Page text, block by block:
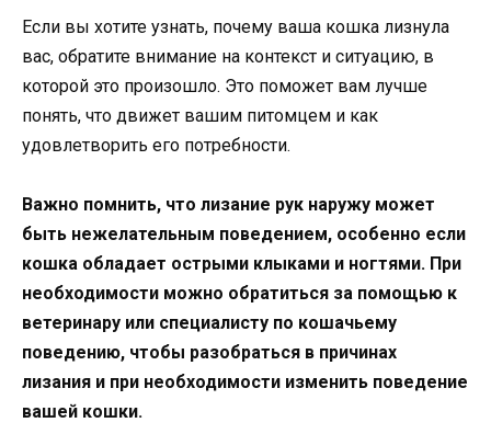
Если вы хотите узнать, почему ваша кошка лизнула
вас, обратите внимание на контекст и ситуацию, в
которой это произошло. Это поможет вам лучше
понять, что движет вашим питомцем и как
удовлетворить его потребности.
Важно помнить, что лизание рук наружу может
быть нежелательным поведением, особенно если
кошка обладает острыми клыками и ногтями. При
необходимости можно обратиться за помощью к
ветеринару или специалисту по кошачьему
поведению, чтобы разобраться в причинах
лизания и при необходимости изменить поведение
вашей кошки.